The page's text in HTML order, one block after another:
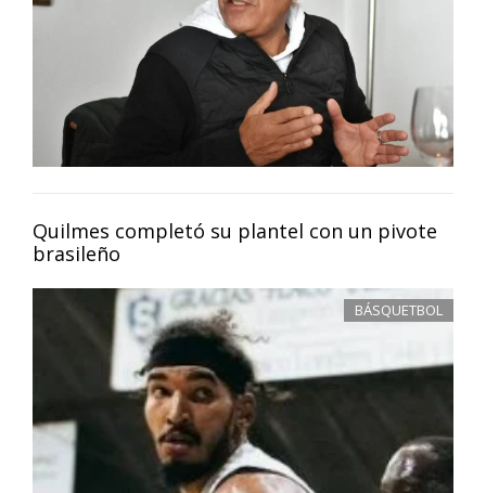
Quilmes completó su plantel con un pivote
brasileño
BÁSQUETBOL